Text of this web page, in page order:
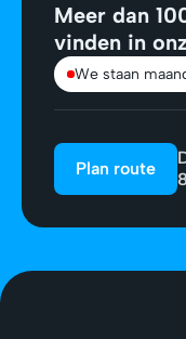
Meer dan
vinden in
We staan
Plan route